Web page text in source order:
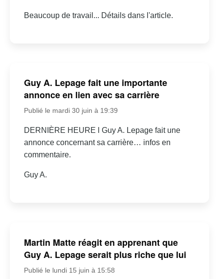
Beaucoup de travail... Détails dans l'article.
Guy A. Lepage fait une importante
annonce en lien avec sa carrière
Publié le mardi 30 juin à 19:39
DERNIÈRE HEURE l Guy A. Lepage fait une
annonce concernant sa carrière… infos en
commentaire.
Guy A.
Martin Matte réagit en apprenant que
Guy A. Lepage serait plus riche que lui
Publié le lundi 15 juin à 15:58